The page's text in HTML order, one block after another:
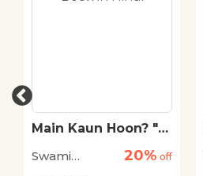
Gyan Ka Marg "ज्ञान का
Enlightenment |
Swami
20% off